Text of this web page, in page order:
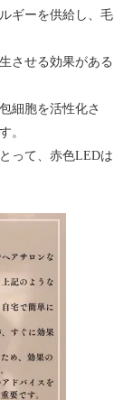
ギーを供給し、毛
させる効果がある
細胞を活性化さ
。
って、赤色LEDは